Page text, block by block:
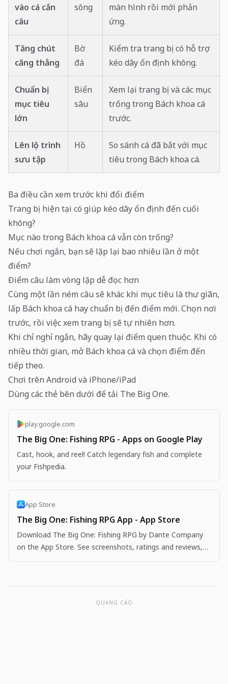
vào cá cắn
câu
sông
màn hình rồi mới phản
ứng.
Tăng chút
căng thẳng
Bờ
đá
Kiểm tra trang bị có hỗ trợ
kéo dây ổn định không.
Chuẩn bị
mục tiêu
lớn
Biển
sâu
Xem lại trang bị và các mục
trống trong Bách khoa cá
trước.
Lên lộ trình
sưu tập
Hồ
So sánh cá đã bắt với mục
tiêu trong Bách khoa cá.
Ba điều cần xem trước khi đổi điểm
Trang bị hiện tại có giúp kéo dây ổn định đến cuối
không?
Mục nào trong Bách khoa cá vẫn còn trống?
Nếu chơi ngắn, bạn sẽ lặp lại bao nhiêu lần ở một
điểm?
Điểm câu làm vòng lặp dễ đọc hơn
Cùng một lần ném câu sẽ khác khi mục tiêu là thư giãn,
lấp Bách khoa cá hay chuẩn bị đến điểm mới. Chọn nơi
trước, rồi việc xem trang bị sẽ tự nhiên hơn.
Khi chỉ nghỉ ngắn, hãy quay lại điểm quen thuộc. Khi có
nhiều thời gian, mở Bách khoa cá và chọn điểm đến
tiếp theo.
Chơi trên Android và iPhone/iPad
Dùng các thẻ bên dưới để tải The Big One.
play.google.com
The Big One: Fishing RPG - Apps on Google Play
Cast, hook, and reel! Catch legendary fish and complete
your Fishpedia.
App Store
The Big One: Fishing RPG App - App Store
Download The Big One: Fishing RPG by Dante Company
on the App Store. See screenshots, ratings and reviews,
QUẢNG CÁO